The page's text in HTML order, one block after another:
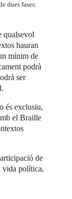
dues fases:
qualsevol
hauran
mínim de
podrà
ser
és exclusiu,
el Braille
de
vida política,